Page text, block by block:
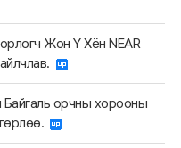
Жон Ү Хён NEAR
орчны хорооны